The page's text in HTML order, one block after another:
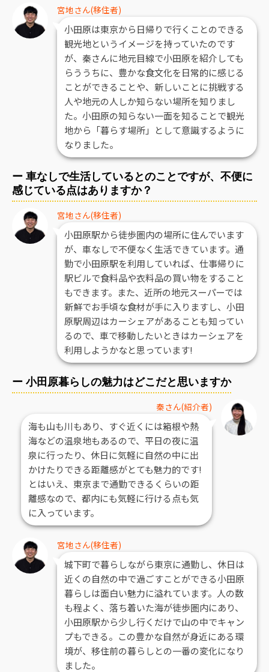
宮地さん(移住者)
小田原は東京から日帰りで行くことのできる
観光地というイメージを持っていたのです
が、秦さんに地元目線で小田原を紹介しても
らううちに、豊かな食文化を日常的に感じる
ことができることや、新しいことに挑戦する
人や地元の人しか知らない場所を知りまし
た。小田原の知らない一面を知ることで観光
地から「暮らす場所」として意識するように
なりました。
ー 車なしで生活しているとのことですが、不便に
感じている点はありますか？
宮地さん(移住者)
小田原駅から徒歩圏内の場所に住んでいます
が、車なしで不便なく生活できています。通
勤で小田原駅を利用していれば、仕事帰りに
駅ビルで食料品や衣料品の買い物をすること
もできます。また、近所の地元スーパーでは
新鮮でお手頃な食材が手に入りますし、小田
原駅周辺はカーシェアがあることも知ってい
るので、車で移動したいときはカーシェアを
利用しようかなと思っています!
ー 小田原暮らしの魅力はどこだと思いますか
秦さん(紹介者)
海も山も川もあり、すぐ近くには箱根や熱
海などの温泉地もあるので、平日の夜に温
泉に行ったり、休日に気軽に自然の中に出
かけたりできる距離感がとても魅力的です!
とはいえ、東京まで通勤できるくらいの距
離感なので、都内にも気軽に行ける点も気
に入っています。
宮地さん(移住者)
城下町で暮らしながら東京に通勤し、休日は
近くの自然の中で過ごすことができる小田原
暮らしは面白い魅力に溢れています。人の数
も程よく、落ち着いた海が徒歩圏内にあり、
小田原駅から少し行くだけで山の中でキャン
プもできる。この豊かな自然が身近にある環
境が、移住前の暮らしとの一番の変化になり
ました。